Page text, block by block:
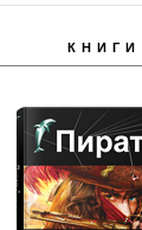
КНИГИ